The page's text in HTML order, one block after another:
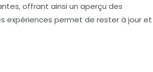
offrant ainsi un aperçu des
expériences permet de rester à jour et